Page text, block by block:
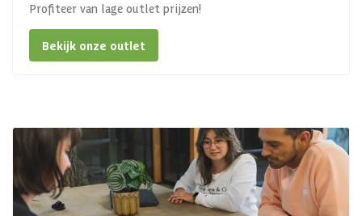
Profiteer van lage outlet prijzen!
Bekijk onze outlet